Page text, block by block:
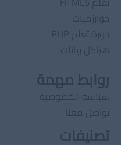
خوارزميات
دورة تعلم PHP
هياكل بيانات
روابط مهمة
سياسة الخصوصية
تواصل معنا
تصنيفات